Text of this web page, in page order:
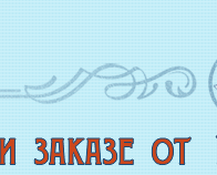
КОНСЕРВЫ
цены на РЫБНЫЕ
цены на
СВЕЖЕЗАМОРОЖЕННУЮ